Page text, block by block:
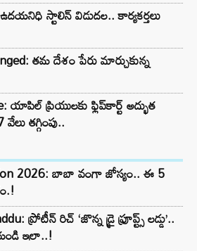
స్టాలిన్ విడుదల.. కార్యకర్తలు
తమ దేశం పేరు మార్చుకున్న
యాపిల్ ప్రియులకు ఫ్లిప్‌కార్ట్ అద్భుత
తగ్గింపు..
2026: బాబా వంగా జోస్యం.. ఈ 5
ప్రోటీన్ రిచ్ ‘జొన్న డ్రై ఫ్రూప్ట్స్ లడ్డు’..
ఇలా..!